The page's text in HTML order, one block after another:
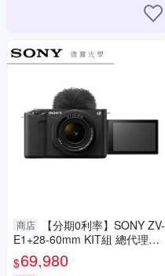
商店
【分期0利率】SONY ZV-
E1+28-60mm KIT組 總代理公
司貨 vlog全片幅機種 德寶光學
索尼 sony
$69,980